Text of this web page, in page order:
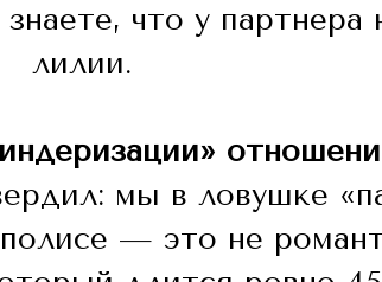
что у партнера
лилии.
мы в ловушке
— это не